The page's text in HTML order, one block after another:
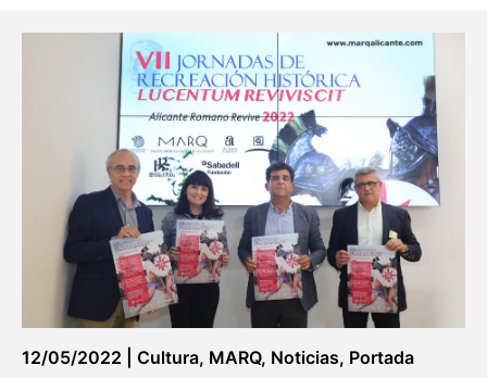
12/05/2022 Cultura, MARQ, Noticias, Portada